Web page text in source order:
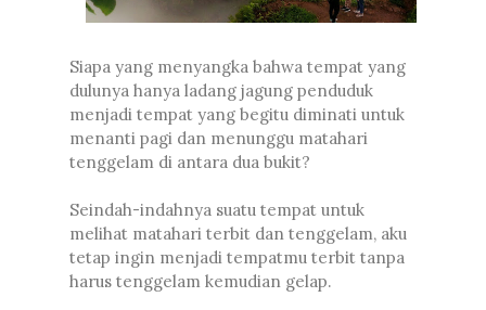
Siapa yang menyangka bahwa tempat yang
dulunya hanya ladang jagung penduduk
menjadi tempat yang begitu diminati untuk
menanti pagi dan menunggu matahari
tenggelam di antara dua bukit?
Seindah-indahnya suatu tempat untuk
melihat matahari terbit dan tenggelam, aku
tetap ingin menjadi tempatmu terbit tanpa
harus tenggelam kemudian gelap.